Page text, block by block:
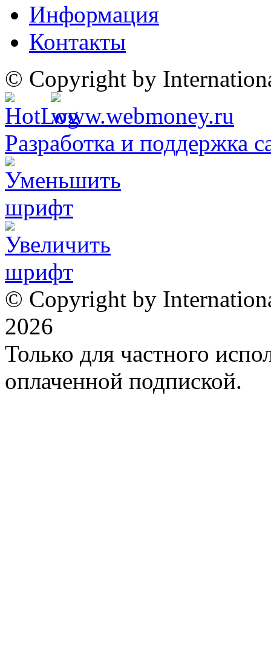
Информация
Контакты
© Copyright by
Разработка и поддержка
© Copyright by
2026
Только для частного
оплаченной подпиской.